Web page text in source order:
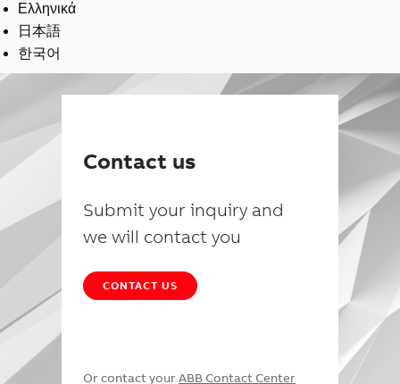
Ελληνικά
日本語
한국어
Contact us
Submit your inquiry and
we will contact you
CONTACT US
Or contact your ABB Contact Center